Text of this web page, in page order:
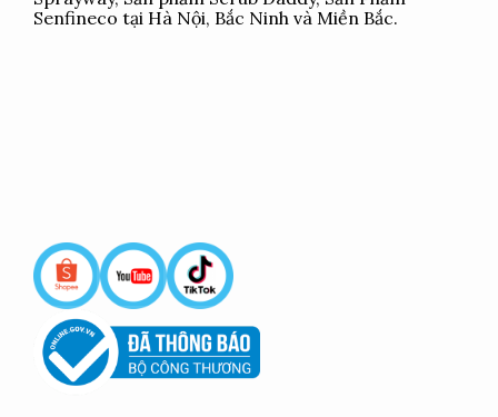
Senfineco tại Hà Nội, Bắc Ninh và Miền Bắc.